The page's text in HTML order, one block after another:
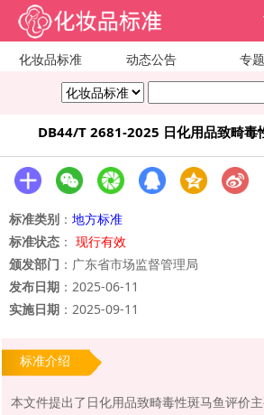
化妆品标准 动态公告 专题
DB44/T 2681-2025 日化用品致畸毒
标准类别 ： 地方标准
标准状态 ： 现行有效
颁发部门 ：广东省市场监督管理局
发布日期 ：2025-06-11
实施日期 ：2025-09-11
标准介绍
本文件提出了日化用品致畸毒性斑马鱼评价